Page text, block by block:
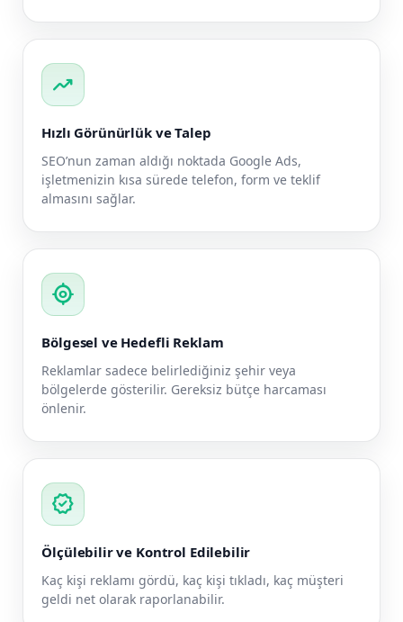
trending_up
Hızlı Görünürlük ve Talep
SEO’nun zaman aldığı noktada Google Ads,
işletmenizin kısa sürede telefon, form ve teklif
almasını sağlar.
my_location
Bölgesel ve Hedefli Reklam
Reklamlar sadece belirlediğiniz şehir veya
bölgelerde gösterilir. Gereksiz bütçe harcaması
önlenir.
verified
Ölçülebilir ve Kontrol Edilebilir
Kaç kişi reklamı gördü, kaç kişi tıkladı, kaç müşteri
geldi net olarak raporlanabilir.